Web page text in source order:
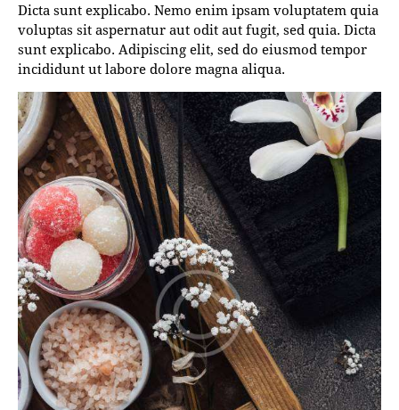
Dicta sunt explicabo. Nemo enim ipsam voluptatem quia
voluptas sit aspernatur aut odit aut fugit, sed quia. Dicta
sunt explicabo. Adipiscing elit, sed do eiusmod tempor
incididunt ut labore dolore magna aliqua.